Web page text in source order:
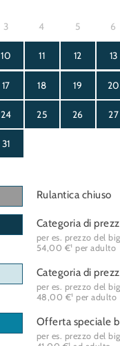
3 4 5 6
10 11 12 13
17 18 19 20
24 25 26 27
31
Rulantica chiuso
Categoria di
per es. prezzo del
54,00 €¹ per adulto
Categoria di
per es. prezzo del
48,00 €¹ per adulto
Offerta speciale
per es. prezzo del